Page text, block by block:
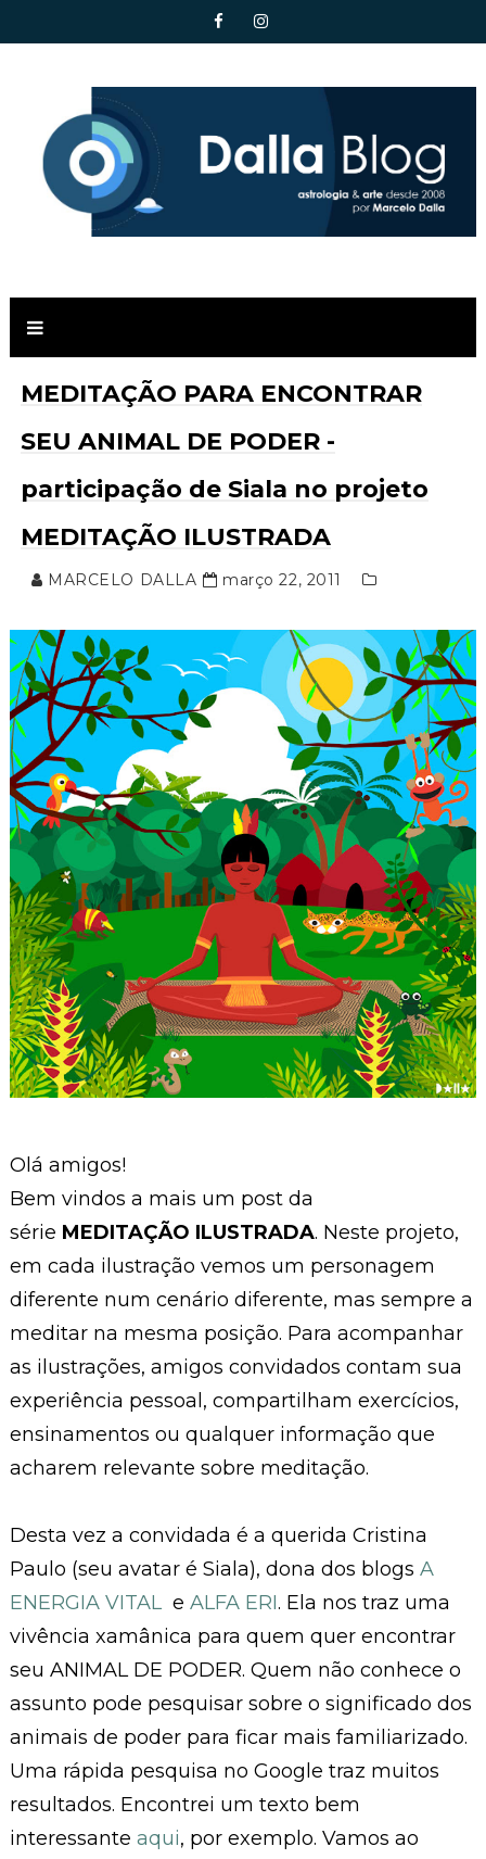
MEDITAÇÃO PARA ENCONTRAR
SEU ANIMAL DE PODER -
participação de Siala no projeto
MEDITAÇÃO ILUSTRADA
MARCELO DALLA março 22, 2011
Olá amigos!
Bem vindos a mais um post da
série MEDITAÇÃO ILUSTRADA. Neste projeto,
em cada ilustração vemos um personagem
diferente num cenário diferente, mas sempre a
meditar na mesma posição. Para acompanhar
as ilustrações, amigos convidados contam sua
experiência pessoal, compartilham exercícios,
ensinamentos ou qualquer informação que
acharem relevante sobre meditação.
Desta vez a convidada é a querida Cristina
Paulo (seu avatar é Siala), dona dos blogs A
ENERGIA VITAL e ALFA ERI. Ela nos traz uma
vivência xamânica para quem quer encontrar
seu ANIMAL DE PODER. Quem não conhece o
assunto pode pesquisar sobre o significado dos
animais de poder para ficar mais familiarizado.
Uma rápida pesquisa no Google traz muitos
resultados. Encontrei um texto bem
interessante aqui, por exemplo. Vamos ao